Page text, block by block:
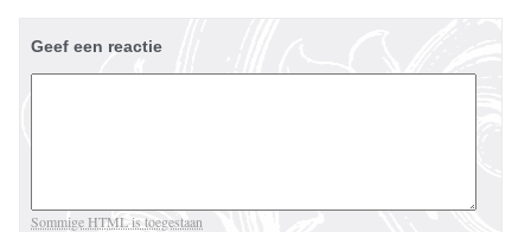
Geef een reactie
Sommige HTML is toegestaan